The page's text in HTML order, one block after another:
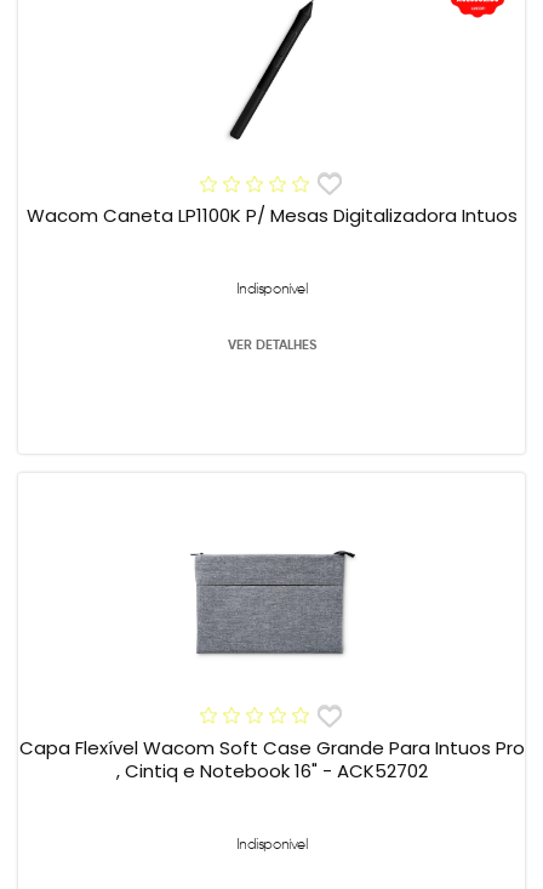
Wacom Caneta LP1100K P/ Mesas Digitalizadora Intuos
Indisponível
VER DETALHES
Capa Flexível Wacom Soft Case Grande Para Intuos Pro
, Cintiq e Notebook 16" - ACK52702
Indisponível